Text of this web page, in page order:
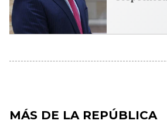
MÁS DE LA REPÚBLICA